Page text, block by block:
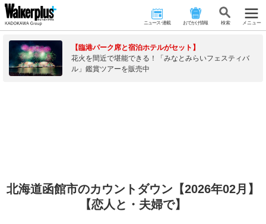
ニュース･連載 おでかけ情報 検 索 メニュー
【臨港パーク席と宿泊ホテルがセット】
花火を間近で堪能できる！「みなとみらいフェスティバ
ル」鑑賞ツアーを販売中
北海道函館市のカウントダウン【2026年02月】
【恋人と・夫婦で】